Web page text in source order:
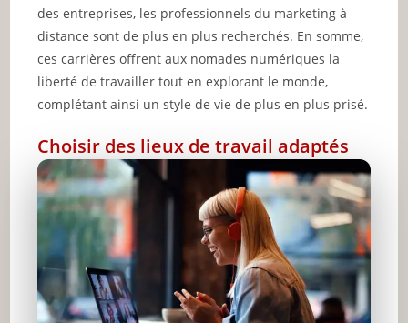
des entreprises, les professionnels du marketing à
distance sont de plus en plus recherchés. En somme,
ces carrières offrent aux nomades numériques la
liberté de travailler tout en explorant le monde,
complétant ainsi un style de vie de plus en plus prisé.
Choisir des lieux de travail adaptés